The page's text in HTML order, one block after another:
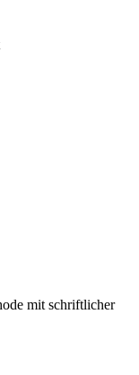
mit schriftlicher